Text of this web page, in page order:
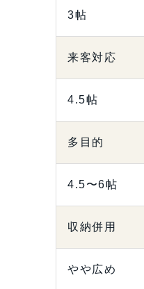
3帖
来客対応
4.5帖
多目的
4.5〜6帖
収納併用
やや広め